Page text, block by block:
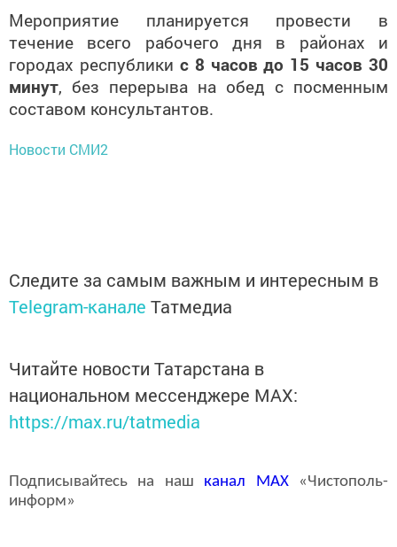
Мероприятие планируется провести в
течение всего рабочего дня в районах и
городах республики с 8 часов до 15 часов 30
минут, без перерыва на обед с посменным
составом консультантов.
Новости СМИ2
Следите за самым важным и интересным в
Telegram-канале Татмедиа
Читайте новости Татарстана в
национальном мессенджере MАХ:
https://max.ru/tatmedia
Подписывайтесь на наш канал MAX«Чистополь-
информ»